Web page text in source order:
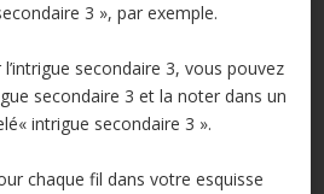
3 », par exemple.
secondaire 3, vous pouvez
secondaire 3 et la noter dans un
intrigue secondaire 3 ».
chaque fil dans votre esquisse